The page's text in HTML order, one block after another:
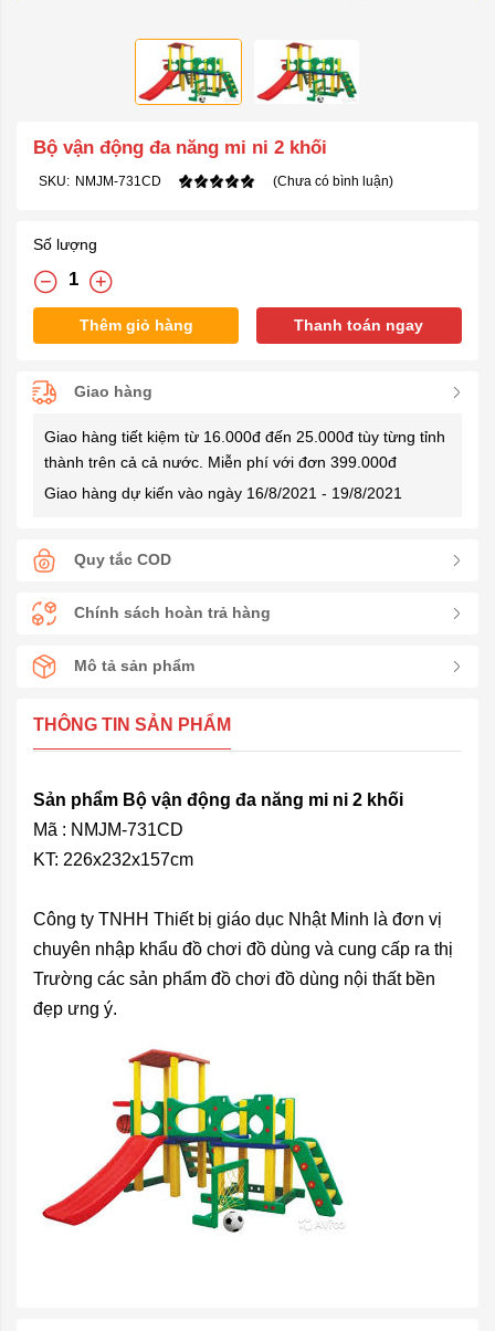
Bộ vận động đa năng mi ni 2 khối
SKU: NMJM-731CD (Chưa có bình luận)
Số lượng
Thêm giỏ hàng Thanh toán ngay
Giao hàng
Giao hàng tiết kiệm từ 16.000đ đến 25.000đ tùy từng tỉnh
thành trên cả cả nước. Miễn phí với đơn 399.000đ
Giao hàng dự kiến vào ngày 16/8/2021 - 19/8/2021
Quy tắc COD
Chính sách hoàn trả hàng
Mô tả sản phẩm
THÔNG TIN SẢN PHẨM
Sản phẩm Bộ vận động đa năng mi ni 2 khối
Mã : NMJM-731CD
KT: 226x232x157cm
Công ty TNHH Thiết bị giáo dục Nhật Minh là đơn vị
chuyên nhập khẩu đồ chơi đồ dùng và cung cấp ra thị
Trường các sản phẩm đồ chơi đồ dùng nội thất bền
đẹp ưng ý.